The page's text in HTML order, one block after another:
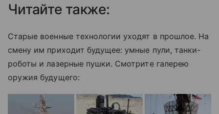
Читайте также:
Старые военные технологии уходят в прошлое. На
смену им приходит будущее: умные пули, танки-
роботы и лазерные пушки. Смотрите галерею
оружия будущего: